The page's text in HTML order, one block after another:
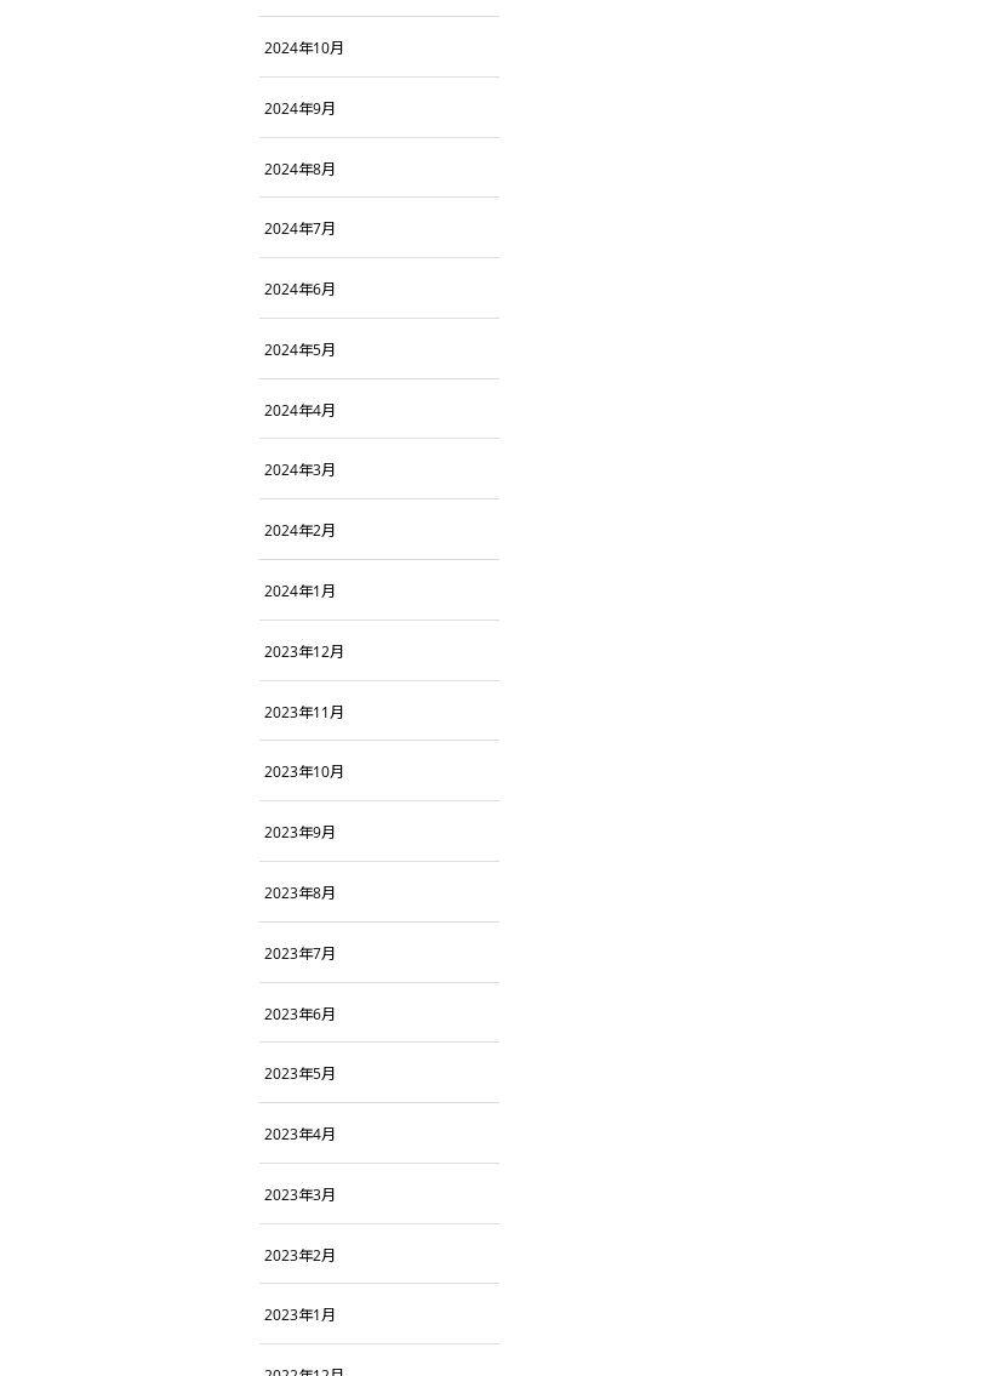
2024年10月
2024年9月
2024年8月
2024年7月
2024年6月
2024年5月
2024年4月
2024年3月
2024年2月
2024年1月
2023年12月
2023年11月
2023年10月
2023年9月
2023年8月
2023年7月
2023年6月
2023年5月
2023年4月
2023年3月
2023年2月
2023年1月